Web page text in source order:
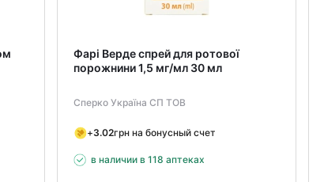
Фарі Верде спрей для ротової
порожнини 1,5 мг/мл 30 мл
Сперко Україна СП ТОВ
+3.02грн на бонусный счет
в наличии в 118 аптеках